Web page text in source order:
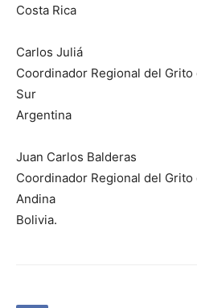
Costa Rica
Carlos Juliá
Coordinador Regional del
Sur
Argentina
Juan Carlos Balderas
Coordinador Regional del
Andina
Bolivia.